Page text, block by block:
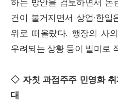
하는 방안을 검토하면서 논
건이 불거지면서 상업·한일
위로 떠올랐다. 행장의 사
우려되는 상황 등이 빌미로
◇ 자칫 과점주주 민영화
대